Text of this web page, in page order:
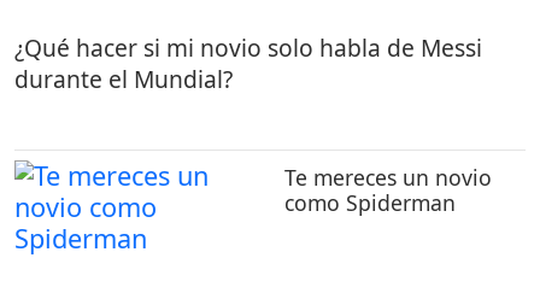
¿Qué hacer si mi novio solo habla de Messi
durante el Mundial?
Te mereces un novio
como Spiderman